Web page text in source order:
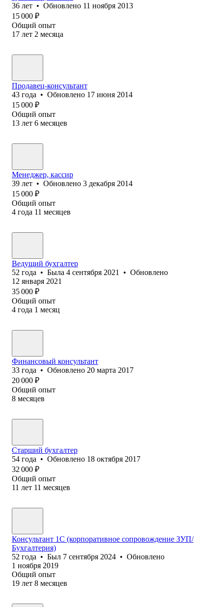
36 лет • Обновлено 11 ноября 2013
15 000 ₽
Общий опыт
17 лет 2 месяца
Продавец-консультант
43 года • Обновлено 17 июня 2014
15 000 ₽
Общий опыт
13 лет 6 месяцев
Менеджер, кассир
39 лет • Обновлено 3 декабря 2014
15 000 ₽
Общий опыт
4 года 11 месяцев
Ведущий бухгалтер
52 года • Была 4 сентября 2021 • Обновлено
12 января 2021
35 000 ₽
Общий опыт
4 года 1 месяц
Финансовый консультант
33 года • Обновлено 20 марта 2017
20 000 ₽
Общий опыт
8 месяцев
Старший бухгалтер
54 года • Обновлено 18 октября 2017
32 000 ₽
Общий опыт
11 лет 11 месяцев
Консультант 1С (корпоративное сопровождение ЗУП/
Бухгалтерия)
52 года • Был 7 сентября 2024 • Обновлено
1 ноября 2019
Общий опыт
19 лет 8 месяцев